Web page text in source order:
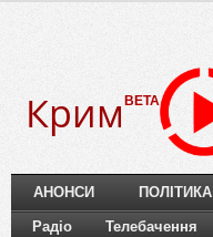
Крим BETA
АНОНСИ ПОЛІТИКА
Радіо Телебачення